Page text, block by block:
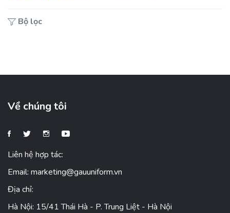
Bộ lọc
Về chúng tôi
Liên hệ hợp tác:
Email: marketing@gauuniform.vn
Địa chỉ:
Hà Nội: 15/41 Thái Hà - P. Trung Liệt - Hà Nội